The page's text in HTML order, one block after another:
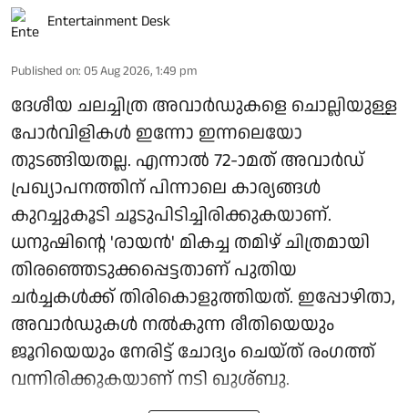
Entertainment Desk
Published on: 05 Aug 2026, 1:49 pm
ദേശീയ ചലച്ചിത്ര അവാർഡുകളെ ചൊല്ലിയുള്ള
പോർവിളികൾ ഇന്നോ ഇന്നലെയോ
തുടങ്ങിയതല്ല. എന്നാൽ 72-ാമത് അവാർഡ്
പ്രഖ്യാപനത്തിന് പിന്നാലെ കാര്യങ്ങൾ
കുറച്ചുകൂടി ചൂടുപിടിച്ചിരിക്കുകയാണ്.
ധനുഷിന്റെ 'രായൻ' മികച്ച തമിഴ് ചിത്രമായി
തിരഞ്ഞെടുക്കപ്പെട്ടതാണ് പുതിയ
ചർച്ചകൾക്ക് തിരികൊളുത്തിയത്. ഇപ്പോഴിതാ,
അവാർഡുകൾ നൽകുന്ന രീതിയെയും
ജൂറിയെയും നേരിട്ട് ചോദ്യം ചെയ്ത് രംഗത്ത്
വന്നിരിക്കുകയാണ് നടി ഖുശ്ബു.